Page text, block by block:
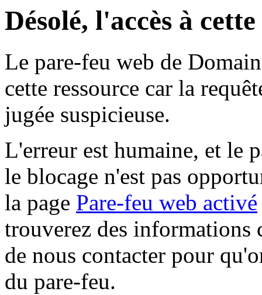
Désolé, l'accès à
Le pare-feu web de
cette ressource car la
jugée suspicieuse.
L'erreur est humaine, et le
le blocage n'est pas
la page Pare-feu web activé
trouverez des informations
de nous contacter pour
du pare-feu.